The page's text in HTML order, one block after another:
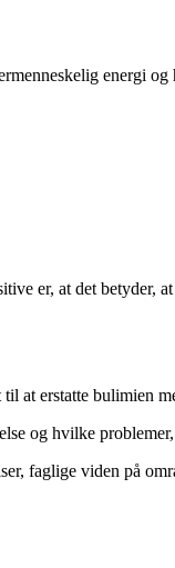
energi og
er, at det betyder,
at erstatte bulimien
og hvilke
faglige viden på